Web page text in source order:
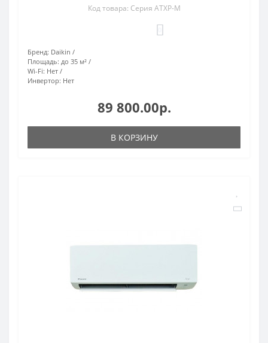
Код товара: Серия ATXP-M
Бренд: Daikin
Площадь: до 35 м²
Wi-Fi: Нет
Инвертор: Нет
89 800.00р.
В КОРЗИНУ